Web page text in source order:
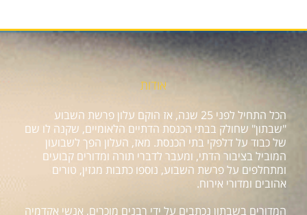
אודות
הכל התחיל לפני 25 שנה, אז הוקם עלון פרשת השבוע
"שבתון" שחולק בבתי הכנסת הדתיים הלאומיים, שקנה לו שם
של כבוד על דלפקי בתי הכנסת. מאז, העלון הפך לשבועון
המוביל בציבור הדתי, ומעבר לדברי תורה ומדורים קבועים
ומתחלפים על פרשת השבוע, נוספו כתבות מגזין, טורים
אהובים ומדורי אירוח.
המדורים בשבתון נכתבים על ידי רבנים מוכרים, אנשי אקדמיה